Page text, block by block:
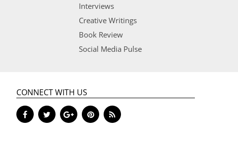
Interviews
Creative Writings
Book Review
Social Media Pulse
CONNECT WITH US